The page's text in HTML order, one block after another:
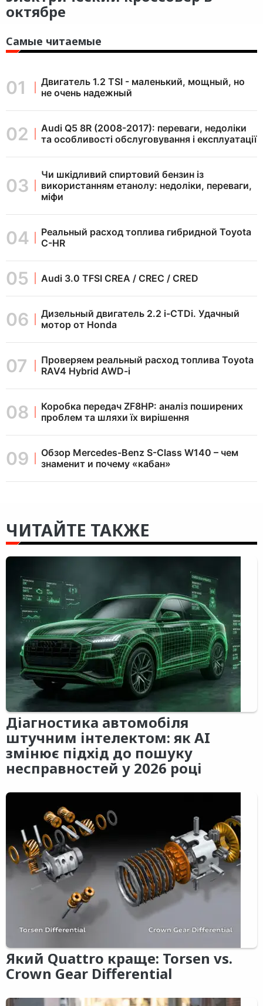
октябре
Самые читаемые
Двигатель 1.2 TSI - маленький, мощный, но
не очень надежный
Audi Q5 8R (2008-2017): переваги, недоліки
та особливості обслуговування і експлуатації
Чи шкідливий спиртовий бензин із
використанням етанолу: недоліки, переваги,
міфи
Реальный расход топлива гибридной Toyota
C-HR
Audi 3.0 TFSI CREA / CREC / CRED
Дизельный двигатель 2.2 i-CTDi. Удачный
мотор от Honda
Проверяем реальный расход топлива Toyota
RAV4 Hybrid AWD-i
Коробка передач ZF8HP: аналіз поширених
проблем та шляхи їх вирішення
Обзор Mercedes-Benz S-Class W140 – чем
знаменит и почему «кабан»
ЧИТАЙТЕ ТАКЖЕ
Діагностика автомобіля
штучним інтелектом: як AI
змінює підхід до пошуку
несправностей у 2026 році
Який Quattro краще: Torsen vs.
Crown Gear Differential